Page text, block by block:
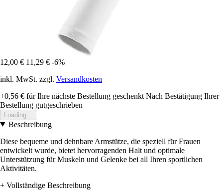
12,00 € 11,29 € -6%
inkl. MwSt. zzgl. Versandkosten
+0,56 € für Ihre nächste Bestellung geschenkt Nach Bestätigung Ihrer
Bestellung gutgeschrieben
Loading...
Beschreibung
Diese bequeme und dehnbare Armstütze, die speziell für Frauen
entwickelt wurde, bietet hervorragenden Halt und optimale
Unterstützung für Muskeln und Gelenke bei all Ihren sportlichen
Aktivitäten.
+ Vollständige Beschreibung